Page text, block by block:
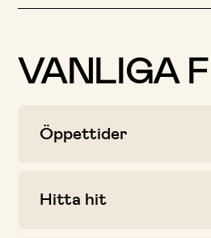
VANLIGA
Öppettider
Hitta hit